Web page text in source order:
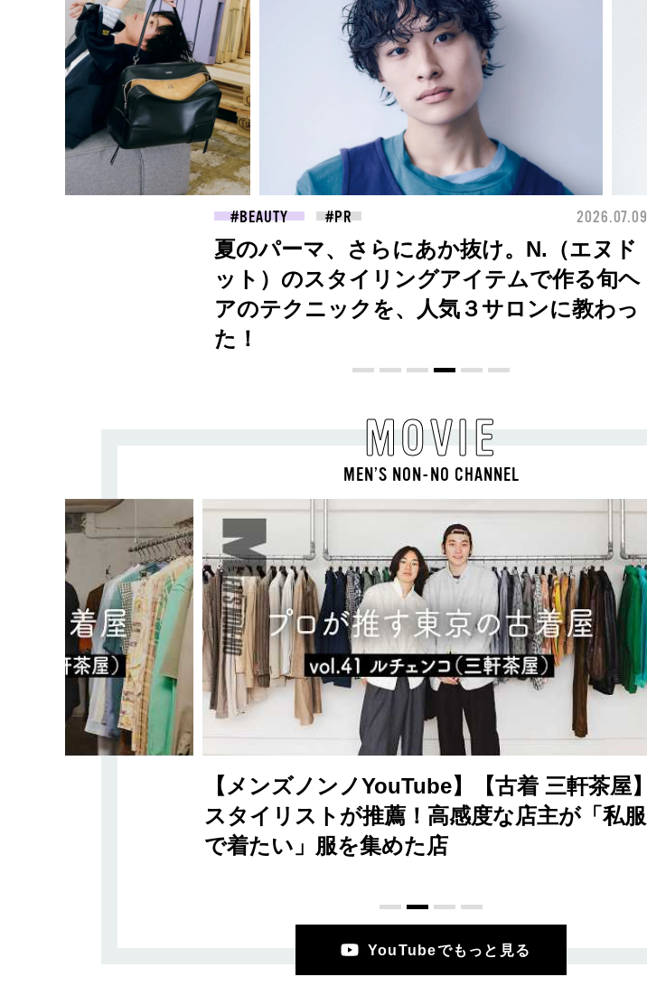
2026.07.09
FASHION 2026.07.09
【PRADA × NI-KI(ENHYPEN)】時をかけ
る、ニューモード
FASHION
MOVIE
MEN’S NON-NO CHANNEL
【メンズノンノYouTube】【古着 三軒茶屋】
スタイリストが推薦！高感度な店主が「私服
で着たい」服を集めた店
YouTubeでもっと見る